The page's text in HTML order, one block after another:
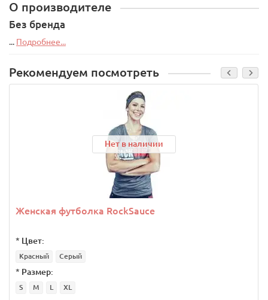
О производителе
Без бренда
... Подробнее...
Рекомендуем посмотреть
Нет в наличии
Женская футболка RockSauce
* Цвет:
Красный Серый
* Размер:
S M L XL